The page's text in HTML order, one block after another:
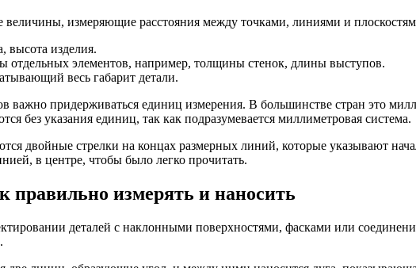
измеряющие расстояния между точками, линиями и
изделия.
отдельных элементов, например, толщины стенок, длины выступов.
весь габарит детали.
важно придерживаться единиц измерения. В большинстве стран это
без указания единиц, так как подразумевается миллиметровая система.
двойные стрелки на концах размерных линий, которые указывают
в центре, чтобы было легко прочитать.
правильно измерять и наносить
деталей с наклонными поверхностями, фасками или